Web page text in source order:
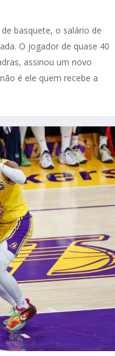
basquete, o salário de
O jogador de quase 40
assinou um novo
é ele quem recebe a